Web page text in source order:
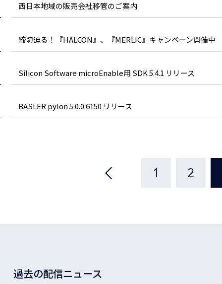
西日本地域の販売会社移管のご案内
締切迫る！『HALCON』、『MERLIC』キャンペーン開催中
Silicon Software microEnable用 SDK 5.4.1 リリース
BASLER pylon 5.0.0.6150 リリース
1 2
過去の配信ニュース